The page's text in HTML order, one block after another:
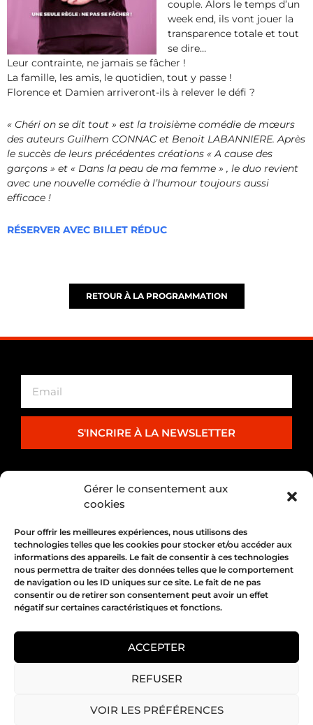
Gérer le consentement aux
cookies
Pour offrir les meilleures expériences, nous utilisons des
technologies telles que les cookies pour stocker et/ou accéder aux
informations des appareils. Le fait de consentir à ces technologies
nous permettra de traiter des données telles que le comportement
de navigation ou les ID uniques sur ce site. Le fait de ne pas
consentir ou de retirer son consentement peut avoir un effet
négatif sur certaines caractéristiques et fonctions.
ACCEPTER
REFUSER
VOIR LES PRÉFÉRENCES
couple. Alors le temps d’un
week end, ils vont jouer la
transparence totale et tout
se dire…
Leur contrainte, ne jamais se fâcher !
La famille, les amis, le quotidien, tout y passe !
Florence et Damien arriveront-ils à relever le défi ?
« Chéri on se dit tout » est la troisième comédie de mœurs
des auteurs Guilhem CONNAC et Benoit LABANNIERE. Après
le succès de leurs précédentes créations « A cause des
garçons » et « Dans la peau de ma femme » , le duo revient
avec une nouvelle comédie à l’humour toujours aussi
efficace !
RÉSERVER AVEC BILLET RÉDUC
RETOUR À LA PROGRAMMATION
S'INCRIRE À LA NEWSLETTER
PARTENARIAT